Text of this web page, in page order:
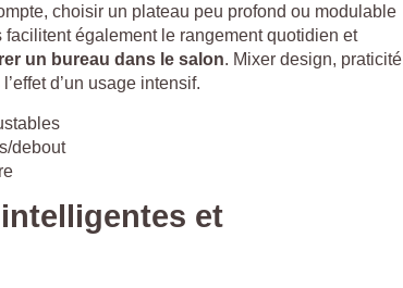
choisir un plateau peu profond ou modulable
également le rangement quotidien et
un bureau dans le salon. Mixer design, praticité
d’un usage intensif.
debout
et